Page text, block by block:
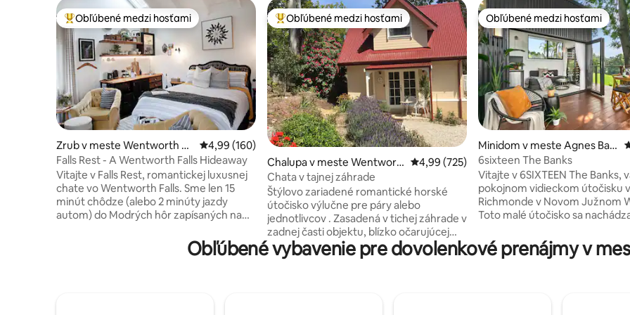
Najobľúbenejšie medzi hosťami
Obľúbené medzi hosťami
Zrub v meste Wentworth Fa
lls
Priemerné ohodnotenie 4,99 z 5, počet hodnotení: 160
4,99 (160)
Falls Rest - A Wentworth Falls Hideaway
Vitajte v Falls Rest, romantickej luxusnej
chate vo Wentworth Falls. Sme len 15
minút chôdze (alebo 2 minúty jazdy
autom) do Modrých hôr zapísaných na
a slávnych vodopádov Wentworth Falls.
Toto útulné malé miesto sa nachádza na
Najobľúbenejšie medzi hosťami
Obľúbené medzi hosťami
Chalupa v meste Wentwort
h Falls
Priemerné ohodnotenie 4,99 z 5, počet
4,99 (725)
Chata v tajnej záhrade
Štýlovo zariadené romantické horské
útočisko výlučne pre páry alebo
jednotlivcov . Zasadená v tichej záhrade v
zadnej časti objektu, blízko očarujúcej
dediny Wentworth Falls. V pešej
vzdialenosti od miestnej krčmy, kaviarní a
Obľúbené medzi hosťami
Obľúbené medzi hosťami
Minidom v meste Agnes Ban
ks
6sixteen The Banks
Vitajte v 6SIXTEEN The Banks,
pokojnom vidieckom útočisku v
Richmonde v Novom Južnom
Toto malé útočisko sa
hory a je ideálne pre páry,
hostí alebo malé rodiny, ktoré
súkromnej infračervenej
Obľúbené vybavenie pre dovolenkové prenájmy v